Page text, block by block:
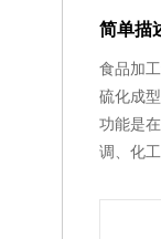
简单描
食品加
硫化成
功能是
调、化